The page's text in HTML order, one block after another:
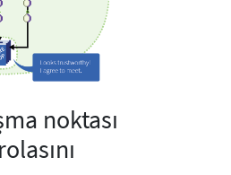
noktası